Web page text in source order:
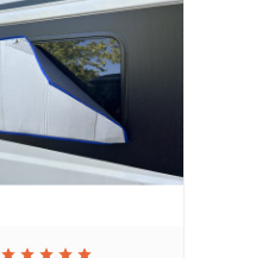
    